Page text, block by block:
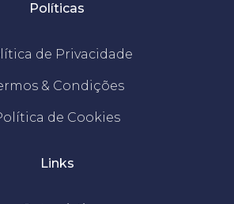
Políticas
de Privacidade
& Condições
de Cookies
Links